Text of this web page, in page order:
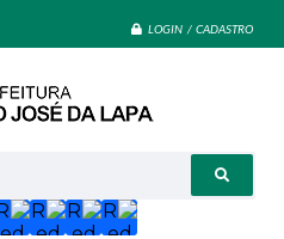
LOGIN / CADASTRO